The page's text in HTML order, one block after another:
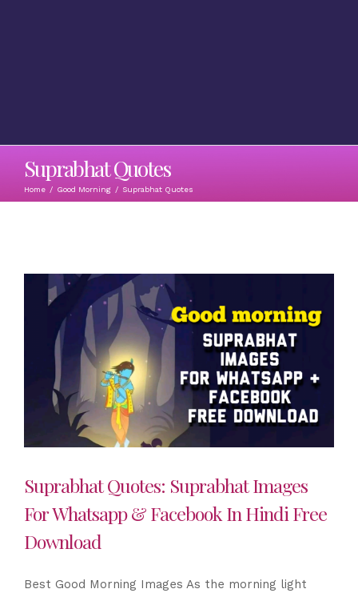
Suprabhat Quotes
Home / Good Morning / Suprabhat Quotes
Suprabhat Quotes: Suprabhat Images
For Whatsapp & Facebook In Hindi Free
Download
Best Good Morning Images As the morning light